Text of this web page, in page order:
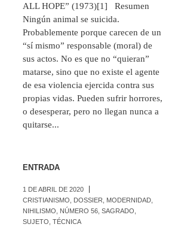
ALL HOPE” (1973)[1] Resumen
Ningún animal se suicida.
Probablemente porque carecen de un
“sí mismo” responsable (moral) de
sus actos. No es que no “quieran”
matarse, sino que no existe el agente
de esa violencia ejercida contra sus
propias vidas. Pueden sufrir horrores,
o desesperar, pero no llegan nunca a
quitarse...
ENTRADA
1 DE ABRIL DE 2020
CRISTIANISMO
DOSSIER MODERNIDAD
NIHILISMO
NÚMERO 56 ,SAGRADO
SUJETO ,TÉCNICA